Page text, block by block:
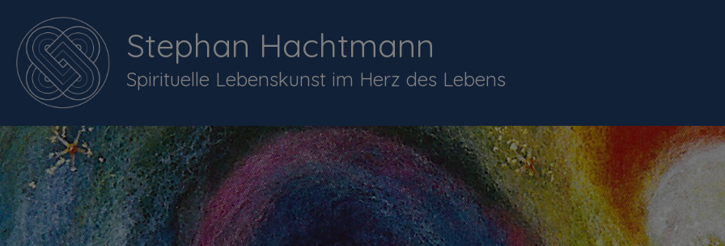
Stephan Hachtmann
Spirituelle Lebenskunst im Herz des Lebens